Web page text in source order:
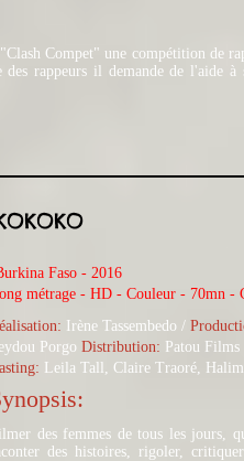
Compet" une compétition de
des rappeurs il demande de
Faso - 2016
métrage - HD - Couleur - 70mn -
Irène Tassembedo /
Porgo Distribution: Patou
Leila Tall, Claire Traoré,
des femmes de tous les jours,
des histoires, rigoler,